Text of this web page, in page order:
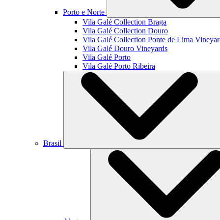
Porto e Norte
Vila Galé Collection Braga
Vila Galé Collection Douro
Vila Galé Collection Ponte de Lima
Vila Galé Douro Vineyards
Vila Galé Porto
Vila Galé Porto Ribeira
Brasil